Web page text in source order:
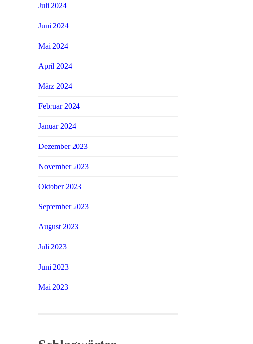
Juli 2024
Juni 2024
Mai 2024
April 2024
März 2024
Februar 2024
Januar 2024
Dezember 2023
November 2023
Oktober 2023
September 2023
August 2023
Juli 2023
Juni 2023
Mai 2023